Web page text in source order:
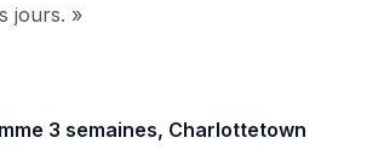
jours. »
3 semaines, Charlottetown